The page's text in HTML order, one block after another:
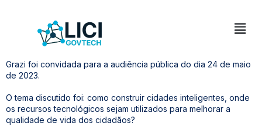
Grazi foi convidada para a audiência pública do dia 24 de maio
de 2023.
O tema discutido foi: como construir cidades inteligentes, onde
os recursos tecnológicos sejam utilizados para melhorar a
qualidade de vida dos cidadãos?